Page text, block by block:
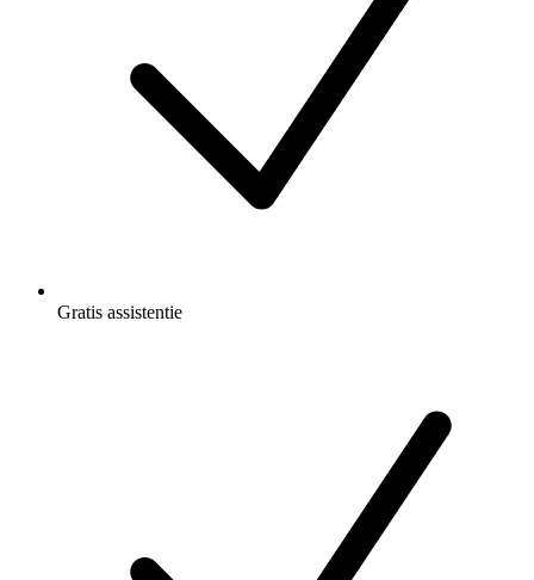
Gratis assistentie